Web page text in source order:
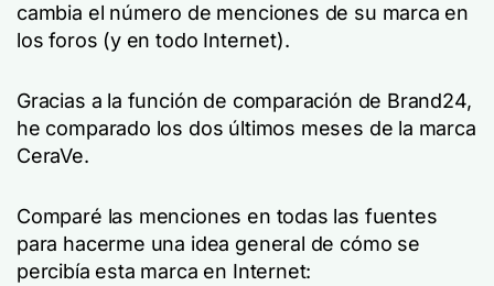
cambia el número de menciones de su marca en
los foros (y en todo Internet).
Gracias a la función de comparación de Brand24,
he comparado los dos últimos meses de la marca
CeraVe.
Comparé las menciones en todas las fuentes
para hacerme una idea general de cómo se
percibía esta marca en Internet: